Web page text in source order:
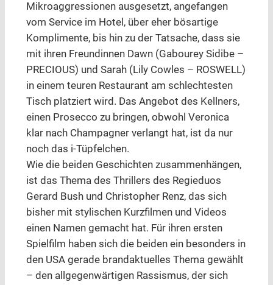
Mikroaggressionen ausgesetzt, angefangen
vom Service im Hotel, über eher bösartige
Komplimente, bis hin zu der Tatsache, dass sie
mit ihren Freundinnen Dawn (Gabourey Sidibe –
PRECIOUS) und Sarah (Lily Cowles – ROSWELL)
in einem teuren Restaurant am schlechtesten
Tisch platziert wird. Das Angebot des Kellners,
einen Prosecco zu bringen, obwohl Veronica
klar nach Champagner verlangt hat, ist da nur
noch das i-Tüpfelchen.
Wie die beiden Geschichten zusammenhängen,
ist das Thema des Thrillers des Regieduos
Gerard Bush und Christopher Renz, das sich
bisher mit stylischen Kurzfilmen und Videos
einen Namen gemacht hat. Für ihren ersten
Spielfilm haben sich die beiden ein besonders in
den USA gerade brandaktuelles Thema gewählt
– den allgegenwärtigen Rassismus, der sich